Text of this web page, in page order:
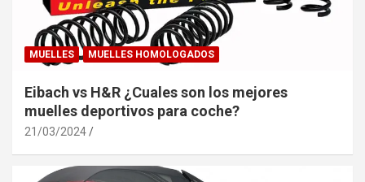
MUELLES MUELLES HOMOLOGADOS
Eibach vs H&R ¿Cuales son los mejores
muelles deportivos para coche?
21/03/2024